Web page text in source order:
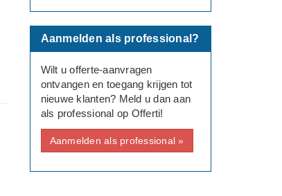
Aanmelden als professional?
Wilt u offerte-aanvragen
ontvangen en toegang krijgen tot
nieuwe klanten? Meld u dan aan
als professional op Offerti!
Aanmelden als professional »